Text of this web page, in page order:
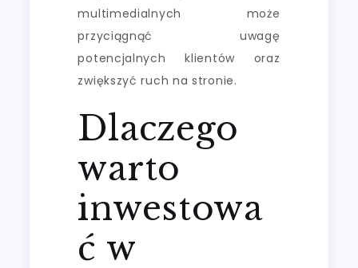
multimedialnych może
przyciągnąć uwagę
potencjalnych klientów oraz
zwiększyć ruch na stronie.
Dlaczego
warto
inwestowa
ć w